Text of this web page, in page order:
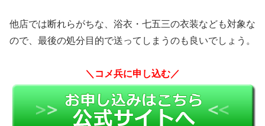
他店では断れらがちな、浴衣・七五三の衣装なども対象な
ので、最後の処分目的で送ってしまうのも良いでしょう。
＼コメ兵に申し込む／